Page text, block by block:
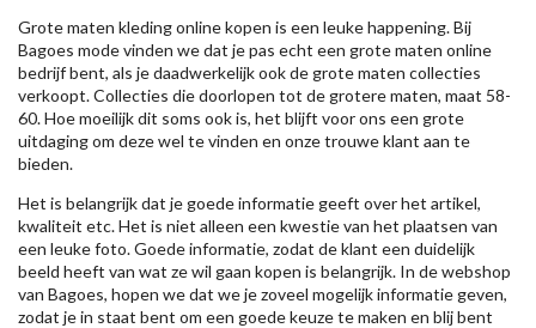
Grote maten kleding online kopen is een leuke happening. Bij
Bagoes mode vinden we dat je pas echt een grote maten online
bedrijf bent, als je daadwerkelijk ook de grote maten collecties
verkoopt. Collecties die doorlopen tot de grotere maten, maat 58-
60. Hoe moeilijk dit soms ook is, het blijft voor ons een grote
uitdaging om deze wel te vinden en onze trouwe klant aan te
bieden.
Het is belangrijk dat je goede informatie geeft over het artikel,
kwaliteit etc. Het is niet alleen een kwestie van het plaatsen van
een leuke foto. Goede informatie, zodat de klant een duidelijk
beeld heeft van wat ze wil gaan kopen is belangrijk. In de webshop
van Bagoes, hopen we dat we je zoveel mogelijk informatie geven,
zodat je in staat bent om een goede keuze te maken en blij bent